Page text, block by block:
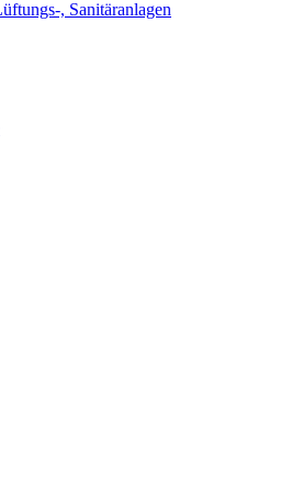
, Sanitäranlagen